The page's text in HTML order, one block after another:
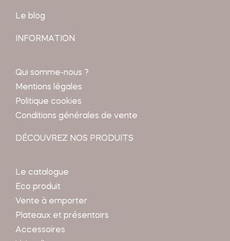
Le blog
INFORMATION
Qui somme-nous ?
Mentions légales
Politique cookies
Conditions générales de vente
DÉCOUVREZ NOS PRODUITS
Le catalogue
Eco produit
Vente à emporter
Plateaux et présentoirs
Accessoires